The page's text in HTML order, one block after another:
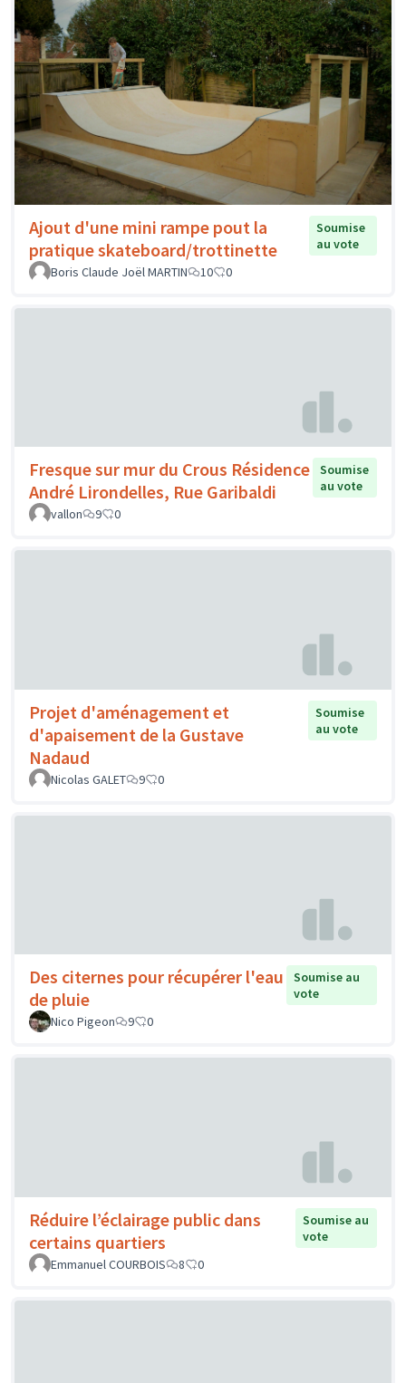
Ajout d'une mini rampe pout la
pratique skateboard/trottinette
Soumise
au vote
Boris Claude Joël MARTIN
10 0
Fresque sur mur du Crous Résidence
André Lirondelles, Rue Garibaldi
Soumise
au vote
vallon
9 0
Projet d'aménagement et
d'apaisement de la Gustave
Nadaud
Soumise
au vote
Nicolas GALET 9 0
Des citernes pour récupérer l'eau
de pluie
Soumise au
vote
Nico Pigeon
9 0
Réduire l’éclairage public dans
certains quartiers
Soumise au
vote
Emmanuel COURBOIS
8 0